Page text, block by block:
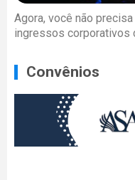
Agora, você não
ingressos corporativos
Convênios